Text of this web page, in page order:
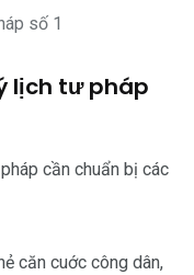
số 1
lịch tư pháp
cần chuẩn bị các
căn cuớc công dân,